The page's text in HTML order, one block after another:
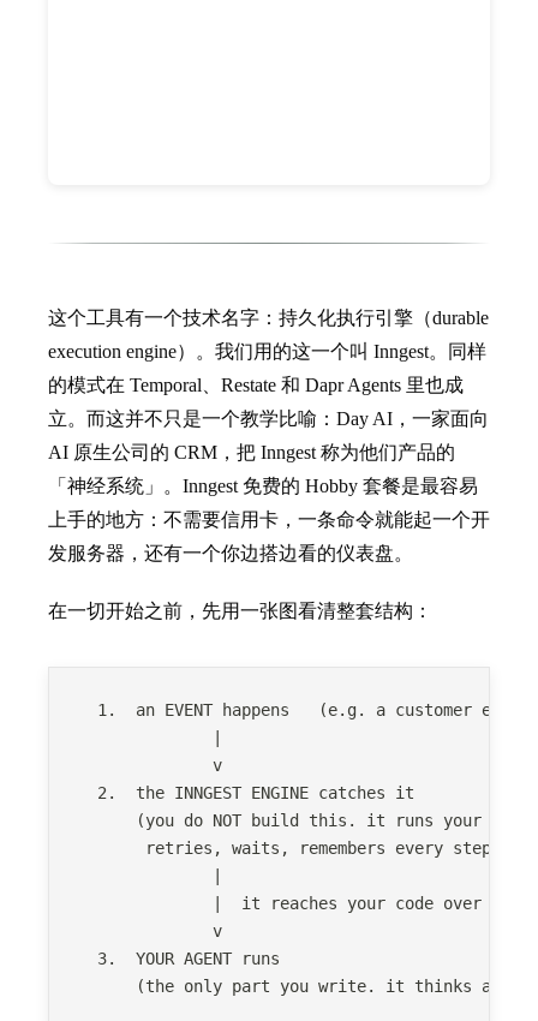
这个工具有一个技术名字：持久化执行引擎（durable
execution engine）。我们用的这一个叫 Inngest。同样
的模式在 Temporal、Restate 和 Dapr Agents 里也成
立。而这并不只是一个教学比喻：Day AI，一家面向
AI 原生公司的 CRM，把 Inngest 称为他们产品的
「神经系统」。Inngest 免费的 Hobby 套餐是最容易
上手的地方：不需要信用卡，一条命令就能起一个开
发服务器，还有一个你边搭边看的仪表盘。
在一切开始之前，先用一张图看清整套结构：
1.  an EVENT happens   (e.g. a customer
              v
  2.  the INNGEST ENGINE catches it
(you do NOT build this. it runs your
retries, waits, remembers every step,
|  it reaches your code over a
              v
  3.  YOUR AGENT runs
(the only part you write. it thinks and